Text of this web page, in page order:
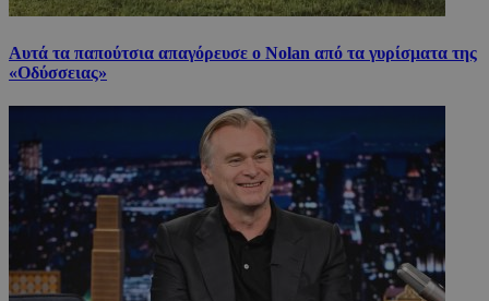
Αυτά τα παπούτσια απαγόρευσε ο Nolan από τα γυρίσματα της
«Οδύσσειας»